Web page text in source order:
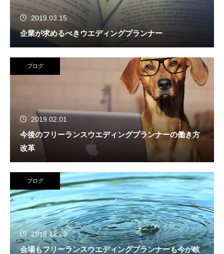
2019.03.15
企業が求めるべきウエディングプランナー
ブログ
2019.02.01
今後のフリーランスウエディングプランナーの働き方
改革
ブログ
2018.12.29
会場もフリーランスウエディングプランナーも今が岐